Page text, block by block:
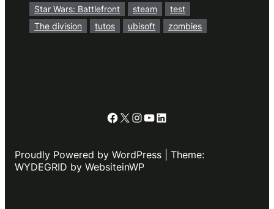
Star Wars: Battlefront
steam
test
The division
tutos ubisoft zombies
Facebook
X Instagram
YouTube
LinkedIn
Proudly Powered by WordPress | Theme:
WYDEGRID by WebsiteinWP